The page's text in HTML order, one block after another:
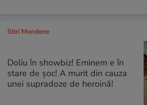
Stiri Mondene
Doliu în showbiz! Eminem e în
stare de șoc! A murit din cauza
unei supradoze de heroină!